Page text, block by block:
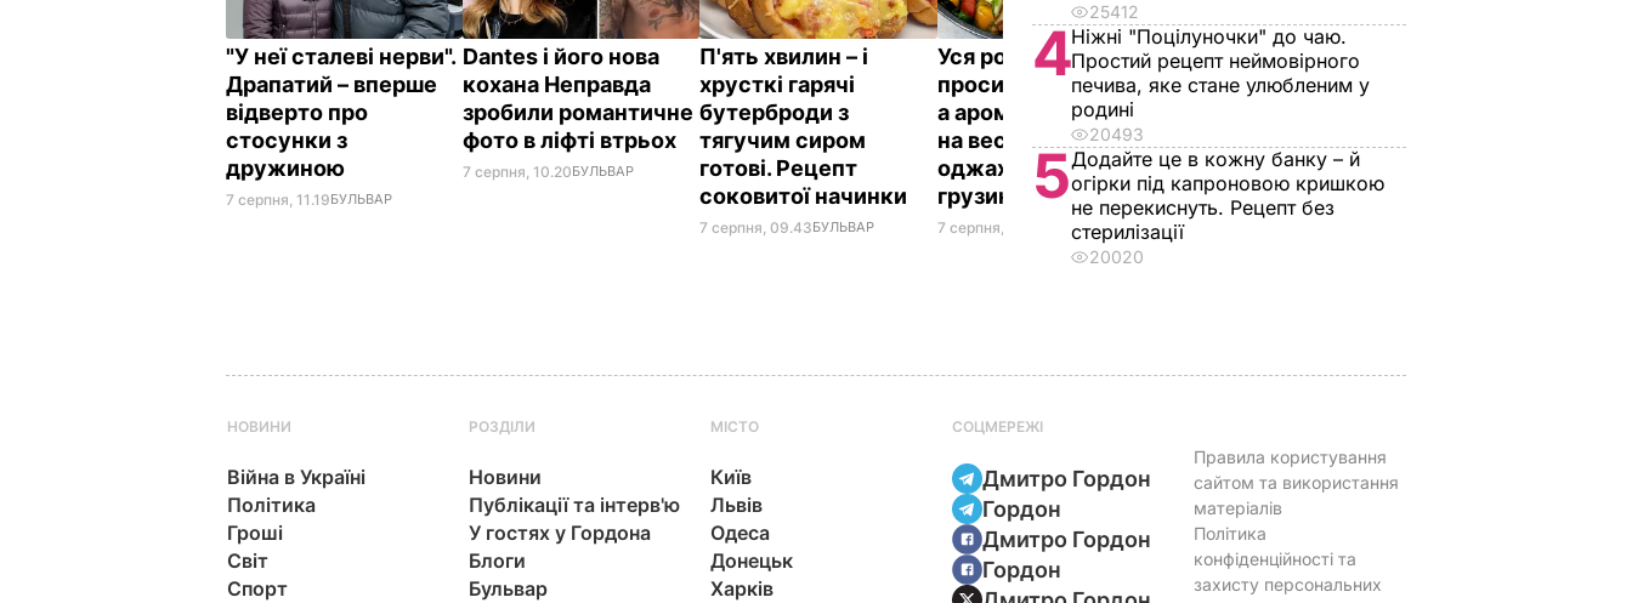
"У неї сталеві нерви".
Драпатий – вперше
відверто про
стосунки з
дружиною
7 серпня, 11.19БУЛЬВАР
Dantes і його нова
кохана Неправда
зробили романтичне
фото в ліфті втрьох
7 серпня, 10.20БУЛЬВАР
П'ять хвилин – і
хрусткі гарячі
бутерброди з
тягучим сиром
готові. Рецепт
соковитої начинки
7 серпня, 09.43БУЛЬВАР
Уся родина
проситиме добавки,
а аромат стоятиме
на весь дім. Рецепт
оджахурі –
грузинської страви
7 серпня, 09.27 БУЛЬВАР
"Мішуня, доця
народилася!"
дізнався про
народження доньки
7 серпня, 08.08
25412
4Ніжні "Поцілуночки" до чаю.
Простий рецепт неймовірного
печива, яке стане улюбленим у
родині
20493
5Додайте це в кожну банку – й
огірки під капроновою кришкою
не перекиснуть. Рецепт без
стерилізації
20020
НОВИНИ
Війна в Україні
Політика
Гроші
Світ
Спорт
РОЗДІЛИ
Новини
Публікації та інтерв'ю
У гостях у Гордона
Блоги
Бульвар
МІСТО
Київ
Львів
Одеса
Донецьк
Харків
СОЦМЕРЕЖІ
Дмитро Гордон
Гордон
Дмитро Гордон
Гордон
Правила користування
сайтом та використання
матеріалів
Політика
конфіденційності та
захисту персональних